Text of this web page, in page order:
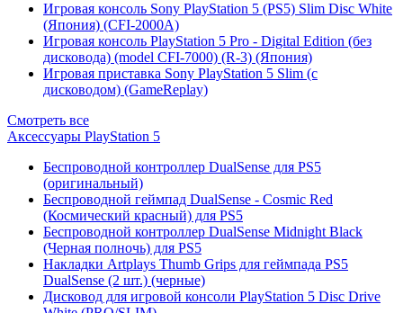
Игровая консоль Sony PlayStation 5 (PS5) Slim Disc White
(Япония) (CFI-2000A)
Игровая консоль PlayStation 5 Pro - Digital Edition (без
дисковода) (model CFI-7000) (R-3) (Япония)
Игровая приставка Sony PlayStation 5 Slim (с
дисководом) (GameReplay)
Смотреть все
Аксессуары PlayStation 5
Беспроводной контроллер DualSense для PS5
(оригинальный)
Беспроводной геймпад DualSense - Cosmic Red
(Космический красный) для PS5
Беспроводной контроллер DualSense Midnight Black
(Черная полночь) для PS5
Накладки Artplays Thumb Grips для геймпада PS5
DualSense (2 шт.) (черные)
Дисковод для игровой консоли PlayStation 5 Disc Drive